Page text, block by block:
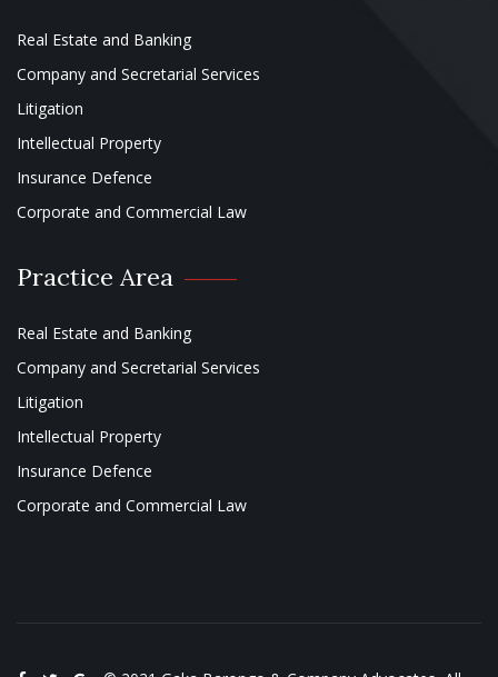
Real Estate and Banking
Company and Secretarial Services
Litigation
Intellectual Property
Insurance Defence
Corporate and Commercial Law
Practice Area
Real Estate and Banking
Company and Secretarial Services
Litigation
Intellectual Property
Insurance Defence
Corporate and Commercial Law